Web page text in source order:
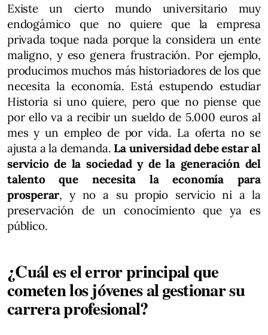
Existe un cierto mundo universitario muy
endogámico que no quiere que la empresa
privada toque nada porque la considera un ente
maligno, y eso genera frustración. Por ejemplo,
producimos muchos más historiadores de los que
necesita la economía. Está estupendo estudiar
Historia si uno quiere, pero que no piense que
por ello va a recibir un sueldo de 5.000 euros al
mes y un empleo de por vida. La oferta no se
ajusta a la demanda. La universidad debe estar al
servicio de la sociedad y de la generación del
talento que necesita la economía para
prosperar, y no a su propio servicio ni a la
preservación de un conocimiento que ya es
público.
¿Cuál es el error principal que
cometen los jóvenes al gestionar su
carrera profesional?